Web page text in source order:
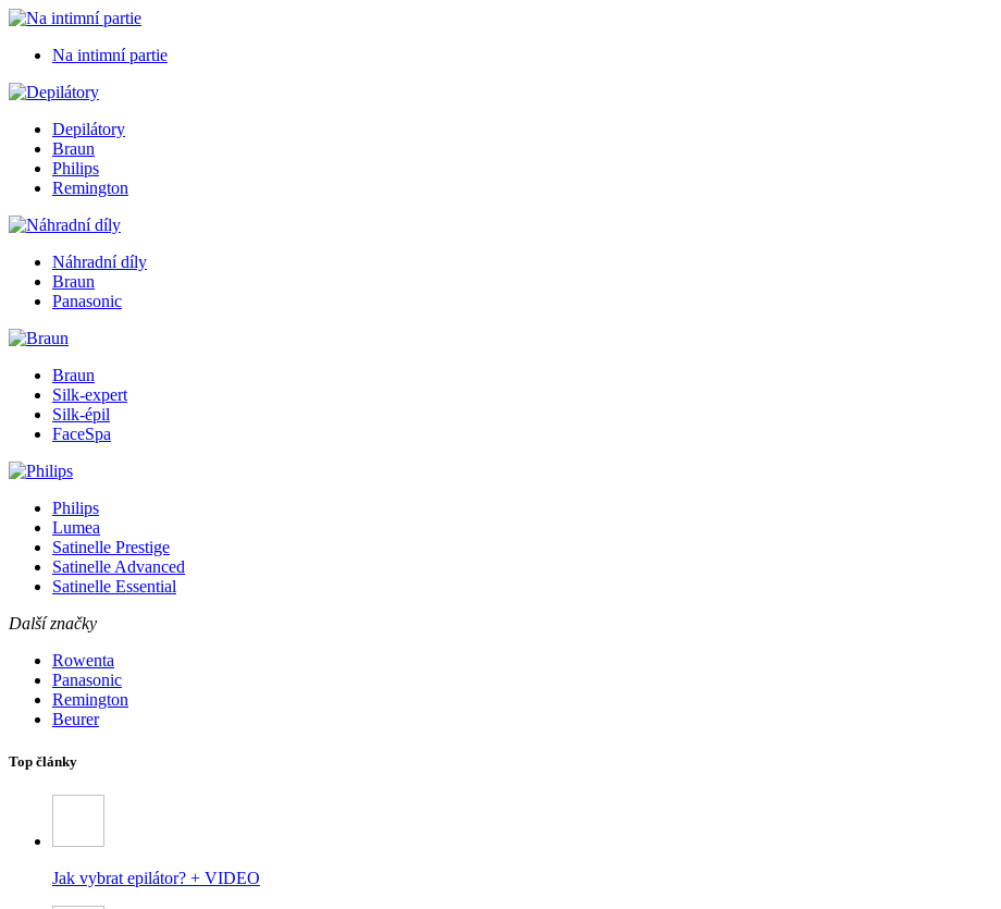
Na intimní partie
Depilátory
Braun
Philips
Remington
Náhradní díly
Braun
Panasonic
Braun
Silk-expert
Silk-épil
FaceSpa
Philips
Lumea
Satinelle Prestige
Satinelle Advanced
Satinelle Essential
Další značky
Rowenta
Panasonic
Remington
Beurer
Top články
Jak vybrat epilátor? + VIDEO